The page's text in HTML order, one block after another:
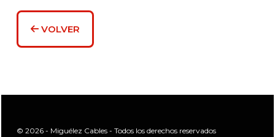
VOLVER
© 2026 - Miguélez Cables - Todos los derechos reservados